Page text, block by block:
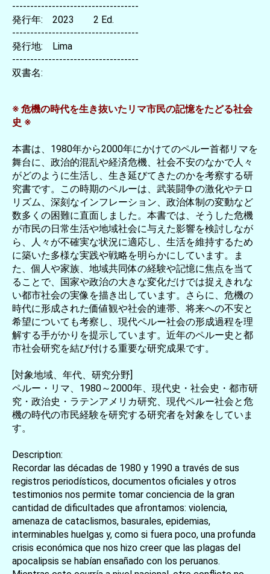
-----------------------------------
発行年: 2023 2 Ed.
-----------------------------------
発行地: Lima
-----------------------------------
双書名:
※ 危機の時代を生き抜いたリマ市民の記憶をたどる社会
史 ※
本書は、1980年から2000年にかけてのペルー首都リマを
舞台に、政治的混乱や経済危機、社会不安のなかで人々
がどのように生活し、生き延びてきたのかを考察する研
究書です。この時期のペルーは、武装闘争の激化やテロ
リズム、深刻なインフレーション、政治体制の変動など
数多くの困難に直面しました。本書では、そうした危機
が市民の日常生活や地域社会に与えた影響を検討しなが
ら、人々が不確実な状況に適応し、生活を維持するため
に築いた多様な実践や戦略を明らかにしています。ま
た、個人や家族、地域共同体の経験や記憶に焦点を当て
ることで、国家や政治の大きな変化だけでは捉えきれな
い都市社会の実像を描き出しています。さらに、危機の
時代に形成された価値観や社会的連帯、将来への不安と
希望についても考察し、現代ペルー社会の形成過程を理
解する手がかりを提示しています。近年のペルー史と都
市社会研究を結び付ける重要な研究成果です。
[対象地域、年代、研究分野]
ペルー・リマ、1980～2000年、現代史・社会史・都市研
究・政治史・ラテンアメリカ研究、現代ペルー社会と危
機の時代の市民経験を研究する研究者を対象をしていま
す。
Description:
Recordar las décadas de 1980 y 1990 a través de sus
registros periodísticos, documentos oficiales y otros
testimonios nos permite tomar conciencia de la gran
cantidad de dificultades que afrontamos: violencia,
amenaza de cataclismos, basurales, epidemias,
interminables huelgas y, como si fuera poco, una profunda
crisis económica que nos hizo creer que las plagas del
apocalipsis se habían ensañado con los peruanos.